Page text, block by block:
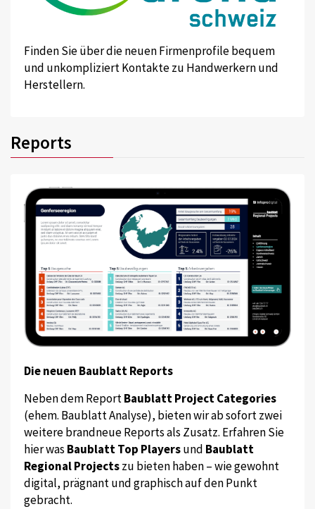
Finden Sie über die neuen Firmenprofile bequem
und unkompliziert Kontakte zu Handwerkern und
Herstellern.
Reports
Die neuen Baublatt Reports
Neben dem ReportBaublatt Project Categories
(ehem. Baublatt Analyse), bieten wir ab sofort zwei
weitere brandneue Reports als Zusatz. Erfahren Sie
hier was Baublatt Top Playersund Baublatt
Regional Projectszu bieten haben – wie gewohnt
digital, prägnant und graphisch auf den Punkt
gebracht.